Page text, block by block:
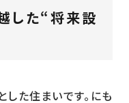
した“将来設
た住まいです。にも